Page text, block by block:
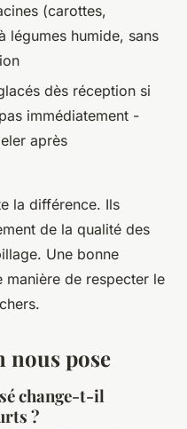
(carottes,
légumes humide, sans
dès réception si
immédiatement -
après
la différence. Ils
de la qualité des
Une bonne
manière de respecter le
nous pose
change-t-il
?